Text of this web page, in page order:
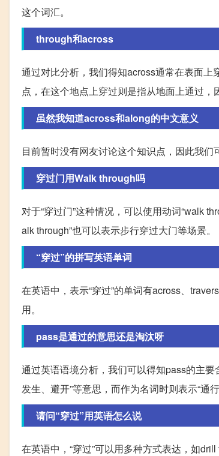
这个词汇。
through和across
通过对比分析，我们得知across通常在表面
点，在这个地点上穿过则是指从地面上通过，
虽然我知道across和along的中文意义
目前暂时没有网友讨论这个知识点，因此我们
穿过门用Walk through吗
对于“穿过门”这种情况，可以使用动词“walk
alk through”也可以表示步行穿过大门等场景。
“穿过”的拼写英语单词
在英语中，表示“穿过”的单词有across、
用。
pass是通过的意思还是淘汰呀
通过英语语境分析，我们可以得知pass的主要
发生、避开”等意思，而作为名词时则表示“通
请问“穿过”用英语怎么说
在英语中，“穿过”可以用多种方式表达，如